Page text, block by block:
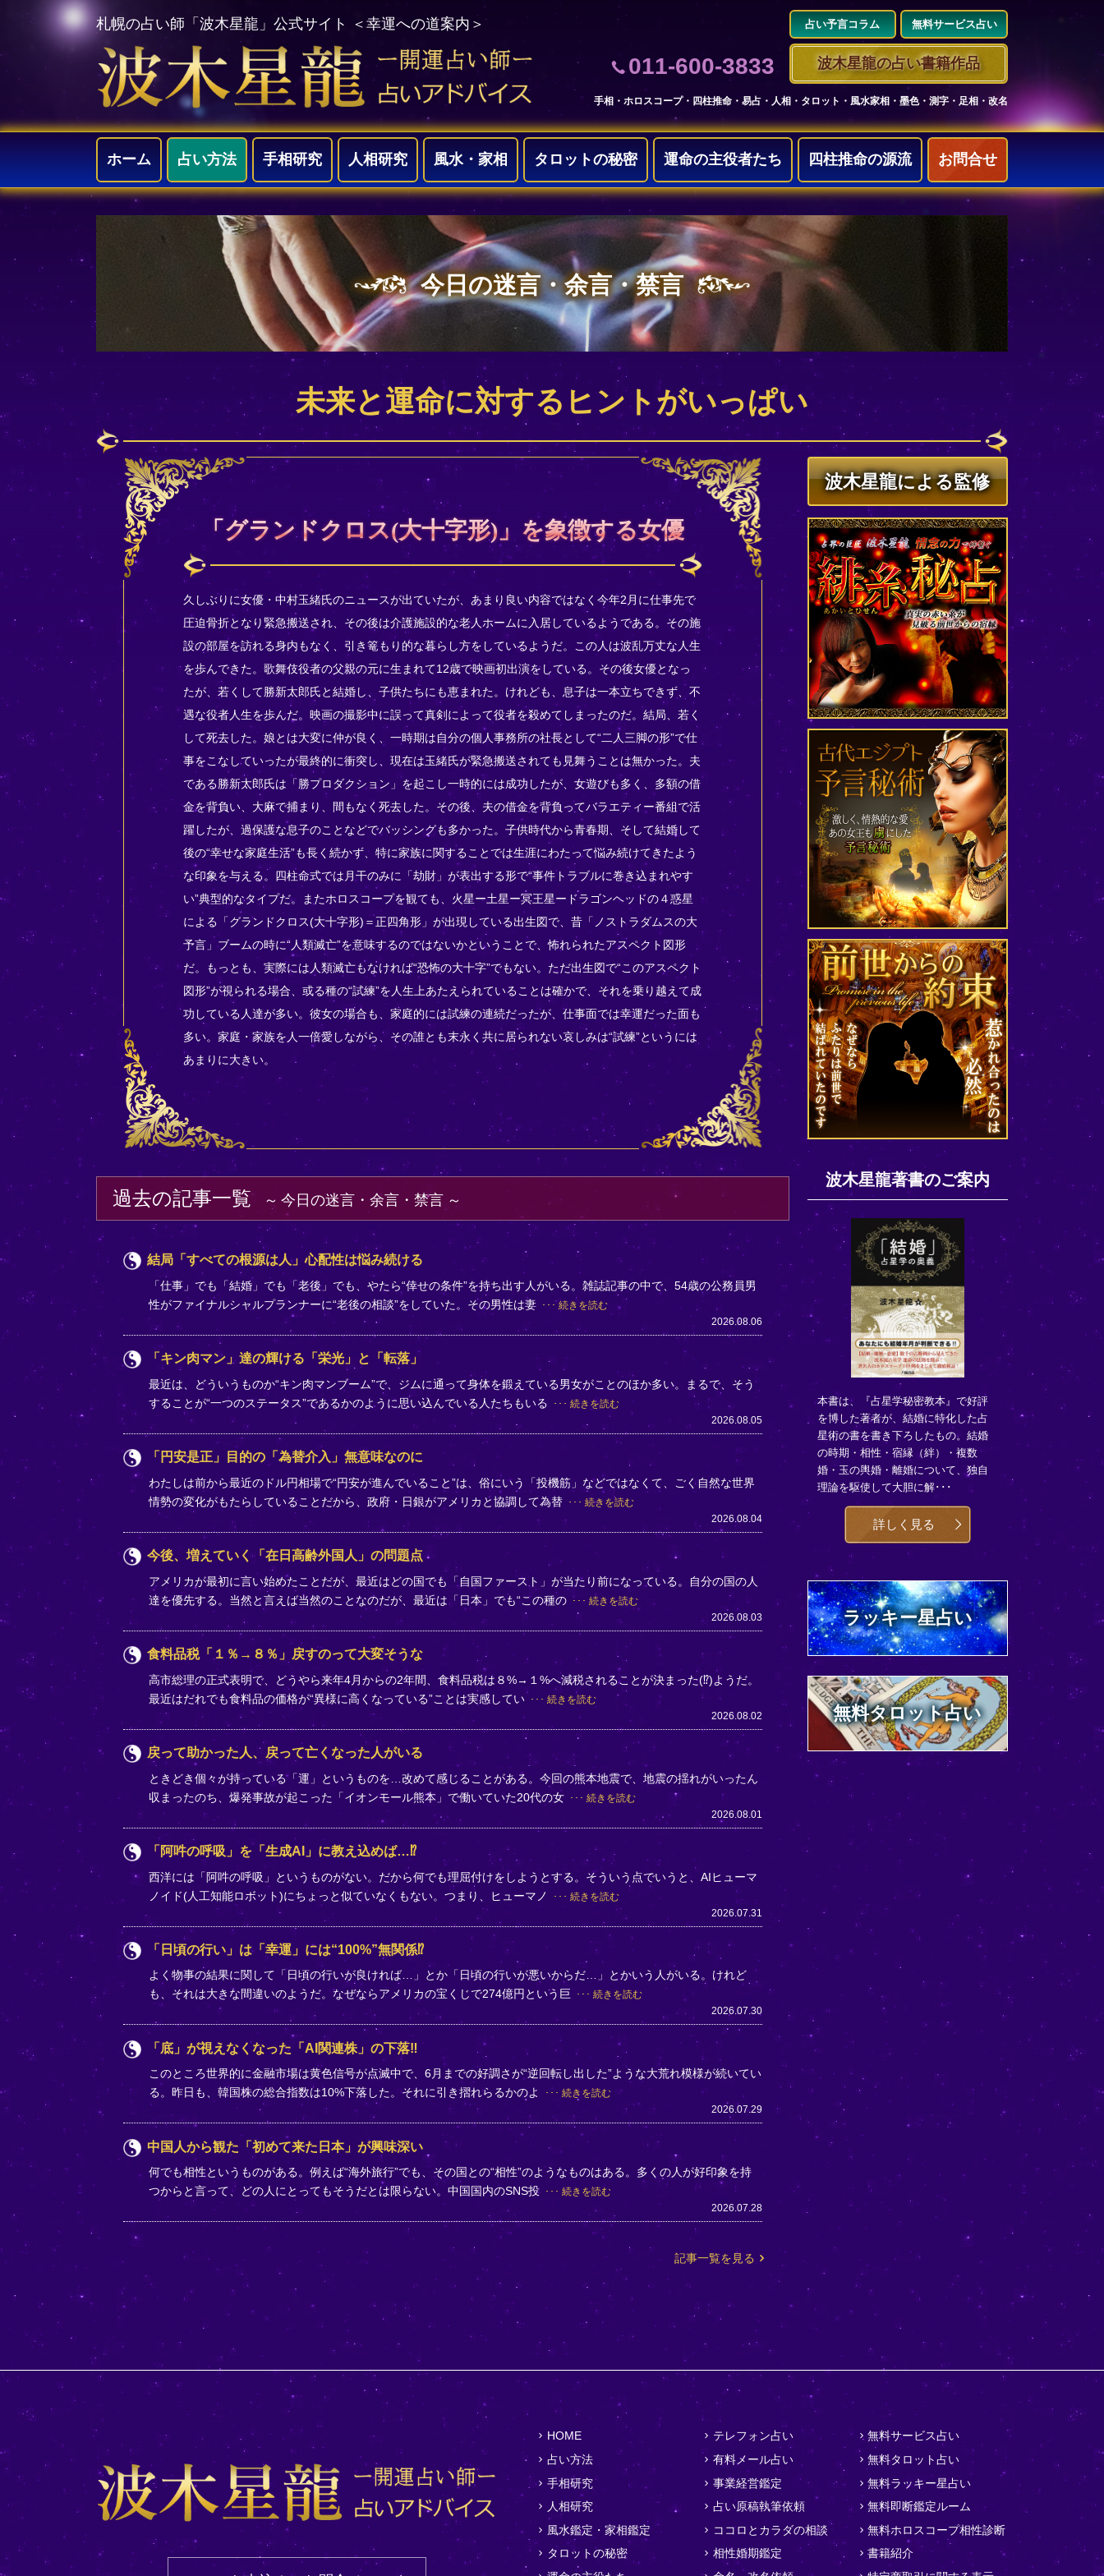
札幌の占い師「波木星龍」公式サイト ＜幸運への道案内＞
011-600-3833
占い予言コラム 無料サービス占い
波木星龍の占い書籍作品
手相・ホロスコープ・四柱推命・易占・人相・タロット・風水家相・墨色・測字・足相・改名
ホーム 占い方法 手相研究 人相研究 風水・家相 タロットの秘密 運命の主役者たち 四柱推命の源流 お問合せ
今日の迷言・余言・禁言
未来と運命に対するヒントがいっぱい
「グランドクロス(大十字形)」を象徴する女優
久しぶりに女優・中村玉緒氏のニュースが出ていたが、あまり良い内容ではなく今年2月に仕事先で
圧迫骨折となり緊急搬送され、その後は介護施設的な老人ホームに入居しているようである。その施
設の部屋を訪れる身内もなく、引き篭もり的な暮らし方をしているようだ。この人は波乱万丈な人生
を歩んできた。歌舞伎役者の父親の元に生まれて12歳で映画初出演をしている。その後女優となっ
たが、若くして勝新太郎氏と結婚し、子供たちにも恵まれた。けれども、息子は一本立ちできず、不
遇な役者人生を歩んだ。映画の撮影中に誤って真剣によって役者を殺めてしまったのだ。結局、若く
して死去した。娘とは大変に仲が良く、一時期は自分の個人事務所の社長として“二人三脚の形”で仕
事をこなしていったが最終的に衝突し、現在は玉緒氏が緊急搬送されても見舞うことは無かった。夫
である勝新太郎氏は「勝プロダクション」を起こし一時的には成功したが、女遊びも多く、多額の借
金を背負い、大麻で捕まり、間もなく死去した。その後、夫の借金を背負ってバラエティー番組で活
躍したが、過保護な息子のことなどでバッシングも多かった。子供時代から青春期、そして結婚して
後の“幸せな家庭生活”も長く続かず、特に家族に関することでは生涯にわたって悩み続けてきたよう
な印象を与える。四柱命式では月干のみに「劫財」が表出する形で“事件トラブルに巻き込まれやす
い”典型的なタイプだ。またホロスコープを観ても、火星ー土星ー冥王星ードラゴンヘッドの４惑星
による「グランドクロス(大十字形)＝正四角形」が出現している出生図で、昔「ノストラダムスの大
予言」ブームの時に“人類滅亡”を意味するのではないかということで、怖れられたアスペクト図形
だ。もっとも、実際には人類滅亡もなければ“恐怖の大十字”でもない。ただ出生図で“このアスペクト
図形”が視られる場合、或る種の“試練”を人生上あたえられていることは確かで、それを乗り越えて成
功している人達が多い。彼女の場合も、家庭的には試練の連続だったが、仕事面では幸運だった面も
多い。家庭・家族を人一倍愛しながら、その誰とも末永く共に居られない哀しみは“試練”というには
あまりに大きい。
過去の記事一覧 今日の迷言・余言・禁言
結局「すべての根源は人」心配性は悩み続ける
「仕事」でも「結婚」でも「老後」でも、やたら“倖せの条件”を持ち出す人がいる。雑誌記事の中で、54歳の公務員男
性がファイナルシャルプランナーに“老後の相談”をしていた。その男性は妻
続きを読む
2026.08.06
「キン肉マン」達の輝ける「栄光」と「転落」
最近は、どういうものか“キン肉マンブーム”で、ジムに通って身体を鍛えている男女がことのほか多い。まるで、そう
することが“一つのステータス”であるかのように思い込んでいる人たちもいる
続きを読む
2026.08.05
「円安是正」目的の「為替介入」無意味なのに
わたしは前から最近のドル円相場で“円安が進んでいること”は、俗にいう「投機筋」などではなくて、ごく自然な世界
情勢の変化がもたらしていることだから、政府・日銀がアメリカと協調して為替
続きを読む
2026.08.04
今後、増えていく「在日高齢外国人」の問題点
アメリカが最初に言い始めたことだが、最近はどの国でも「自国ファースト」が当たり前になっている。自分の国の人
達を優先する。当然と言えば当然のことなのだが、最近は「日本」でも“この種の
続きを読む
2026.08.03
食料品税「１％→８％」戻すのって大変そうな
高市総理の正式表明で、どうやら来年4月からの2年間、食料品税は８%→１%へ減税されることが決まった(⁉)ようだ。
最近はだれでも食料品の価格が“異様に高くなっている”ことは実感してい
続きを読む
2026.08.02
戻って助かった人、戻って亡くなった人がいる
ときどき個々が持っている「運」というものを…改めて感じることがある。今回の熊本地震で、地震の揺れがいったん
収まったのち、爆発事故が起こった「イオンモール熊本」で働いていた20代の女
続きを読む
2026.08.01
「阿吽の呼吸」を「生成AI」に教え込めば…⁉
西洋には「阿吽の呼吸」というものがない。だから何でも理屈付けをしようとする。そういう点でいうと、AIヒューマ
ノイド(人工知能ロボット)にちょっと似ていなくもない。つまり、ヒューマノ
続きを読む
2026.07.31
「日頃の行い」は「幸運」には“100%”無関係⁉
よく物事の結果に関して「日頃の行いが良ければ…」とか「日頃の行いが悪いからだ…」とかいう人がいる。けれど
も、それは大きな間違いのようだ。なぜならアメリカの宝くじで274億円という巨
続きを読む
2026.07.30
「底」が視えなくなった「AI関連株」の下落‼
このところ世界的に金融市場は黄色信号が点滅中で、6月までの好調さが“逆回転し出した”ような大荒れ模様が続いてい
る。昨日も、韓国株の総合指数は10%下落した。それに引き摺れらるかのよ
続きを読む
2026.07.29
中国人から観た「初めて来た日本」が興味深い
何でも相性というものがある。例えば“海外旅行”でも、その国との“相性”のようなものはある。多くの人が好印象を持
つからと言って、どの人にとってもそうだとは限らない。中国国内のSNS投
続きを読む
2026.07.28
記事一覧を見る
波木星龍による監修
波木星龍著書のご案内
本書は、『占星学秘密教本』で好評
を博した著者が、結婚に特化した占
星術の書を書き下ろしたもの。結婚
の時期・相性・宿縁（絆）・複数
婚・玉の輿婚・離婚について、独自
理論を駆使して大胆に解･･･
詳しく見る
ラッキー星占い
無料タロット占い
HOME
占い方法
手相研究
人相研究
風水鑑定・家相鑑定
タロットの秘密
テレフォン占い
有料メール占い
事業経営鑑定
占い原稿執筆依頼
ココロとカラダの相談
相性婚期鑑定
無料サービス占い
無料タロット占い
無料ラッキー星占い
無料即断鑑定ルーム
無料ホロスコープ相性診断
書籍紹介